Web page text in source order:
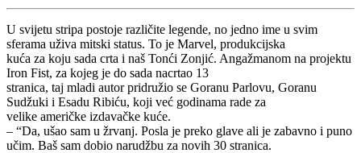
U svijetu stripa postoje različite legende, no jedno ime u svim
sferama uživa mitski status. To je Marvel, produkcijska
kuća za koju sada crta i naš Tonći Zonjić. Angažmanom na projektu
Iron Fist, za kojeg je do sada nacrtao 13
stranica, taj mladi autor pridružio se Goranu Parlovu, Goranu
Sudžuki i Esadu Ribiću, koji već godinama rade za
velike američke izdavačke kuće.
– “Da, ušao sam u žrvanj. Posla je preko glave ali je zabavno i puno
učim. Baš sam dobio narudžbu za novih 30 stranica.